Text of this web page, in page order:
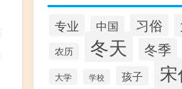
专业 中国 习俗
农历 冬天 冬季
大学 学校 孩子